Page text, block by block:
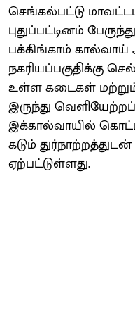
செங்கல்பட்டு
புதுப்பட்டினம்
பக்கிங்காம்
நகரியப்பகுதிக்கு
உள்ள கடைகள்
இருந்து
இக்கால்வாயில்
கடும் துர்நாற்றத்துடன்
ஏற்பட்டுள்ளது.